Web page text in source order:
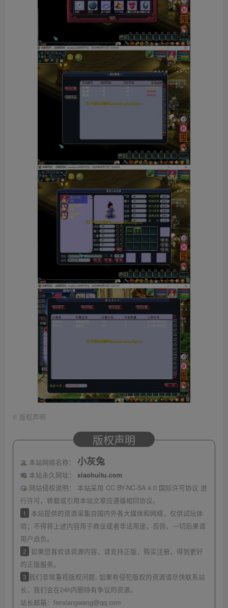
© 版权声明
版权声明
本站网络名称： 小灰兔
本站永久网址：
xiaohuitu.com
网站侵权说明：
本站采用 CC BY-NC-SA 4.0 国际许可协议 进
行许可，转载或引用本站文章应遵循相同协议。
1
本站提供的资源采集自国内外各大媒体和网络，仅供试玩体
验；不得将上述内容用于商业或者非法用途，否则，一切后果请
用户自负。
2
如果您喜欢该资源内容，请支持正版，购买注册，得到更好
的正版服务。
3 我们非常重视版权问题, 如果有侵犯版权的资源请尽快联系站
长，我们会在24h内删除有争议的资源。
站长邮箱： fenxiangwang@qq.com